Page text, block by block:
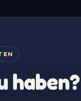
haben?